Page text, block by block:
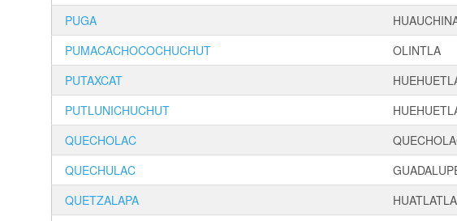
PUGA
PUMACACHOCOCHUCHUT
OLINTLA
PUTAXCAT
PUTLUNICHUCHUT
QUECHOLAC
QUECHULAC
QUETZALAPA